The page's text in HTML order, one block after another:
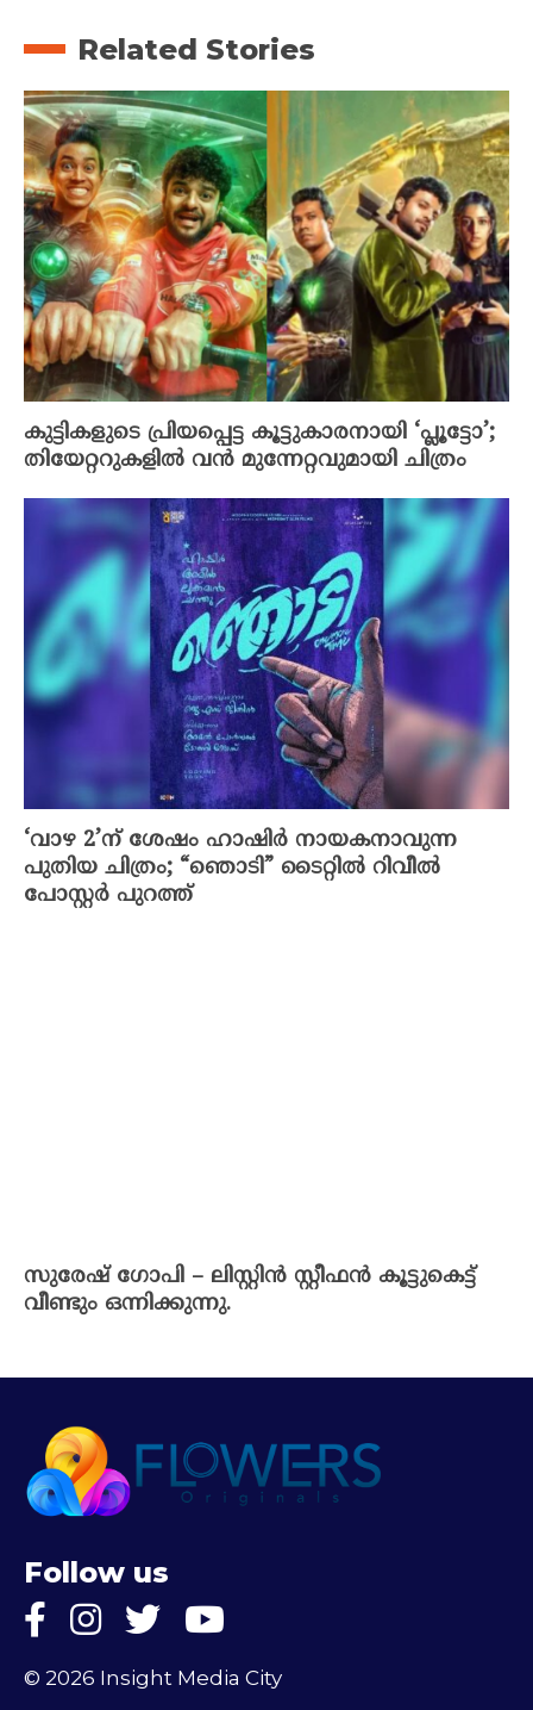
Related Stories
കുട്ടികളുടെ പ്രിയപ്പെട്ട കൂട്ടുകാരനായി ‘പ്ലൂട്ടോ’;
തിയേറ്ററുകളിൽ വൻ മുന്നേറ്റവുമായി ചിത്രം
‘വാഴ 2’ന് ശേഷം ഹാഷിർ നായകനാവുന്ന
പുതിയ ചിത്രം; “ഞൊടി” ടൈറ്റിൽ റിവീൽ
പോസ്റ്റർ പുറത്ത്
സുരേഷ് ഗോപി – ലിസ്റ്റിൻ സ്റ്റീഫൻ കൂട്ടുകെട്ട്
വീണ്ടും ഒന്നിക്കുന്നു.
Follow us
© 2026 Insight Media City